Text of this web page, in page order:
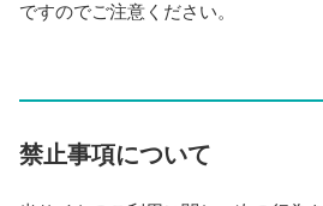
ですのでご注意ください。
禁止事項について